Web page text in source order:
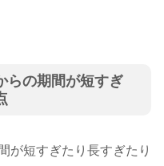
らの期間が短すぎ
が短すぎたり長すぎたり